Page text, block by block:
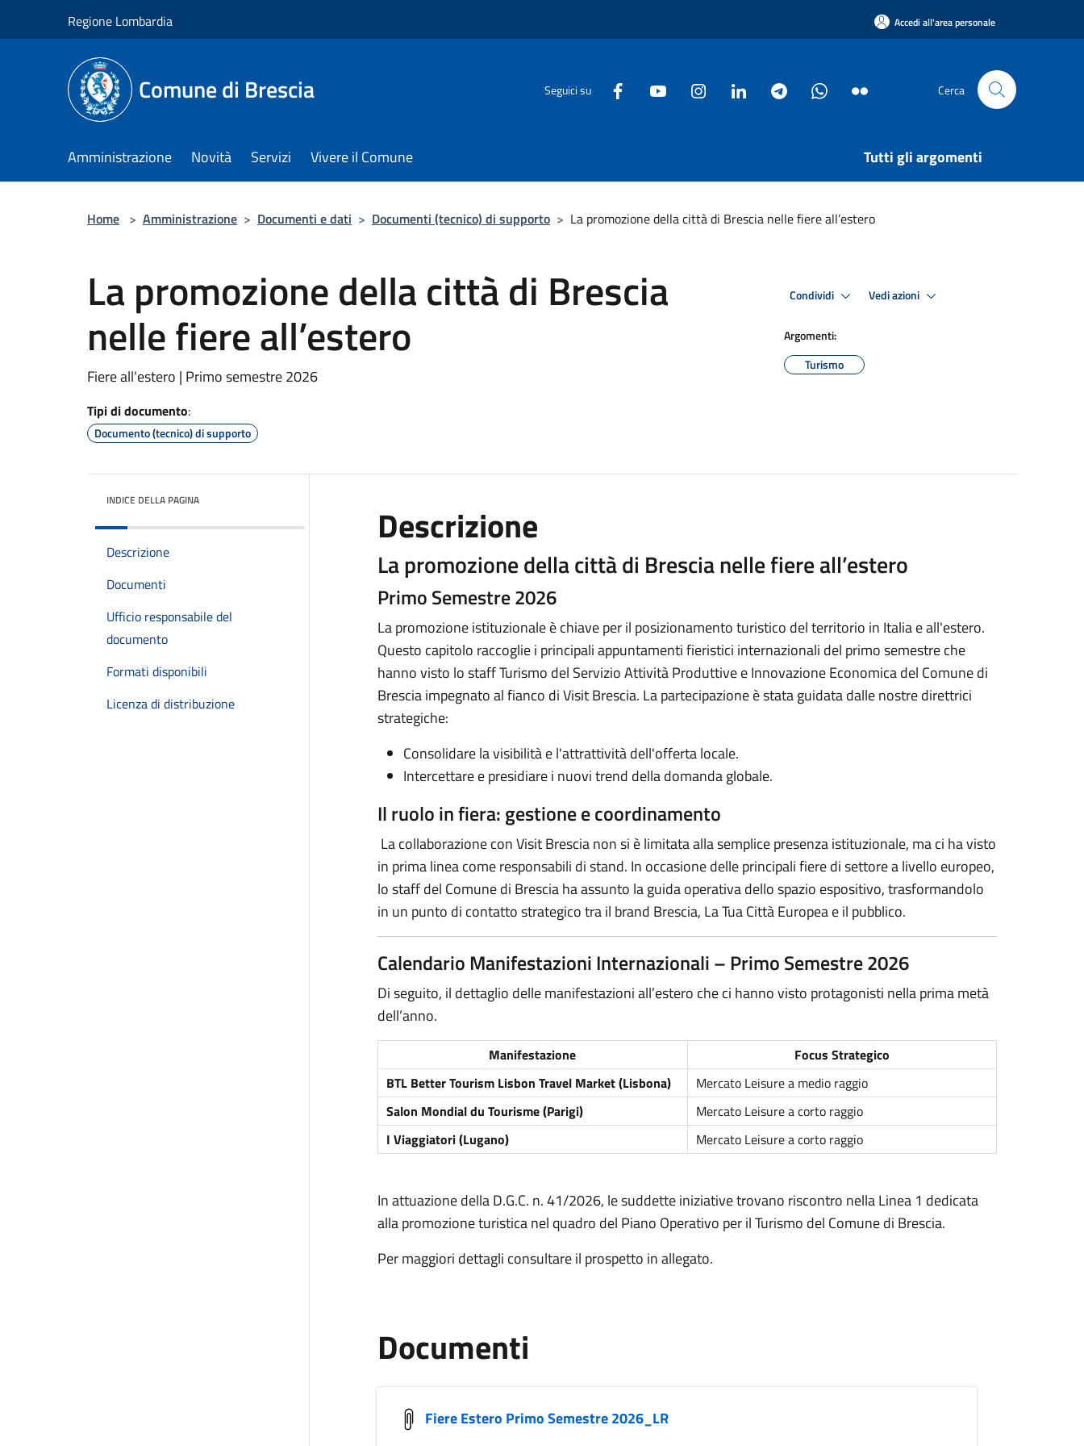
Regione Lombardia Accedi all'area personale
Comune di Brescia Seguici su Cerca
Amministrazione Novità Servizi Vivere il Comune Tutti gli argomenti
Home > Amministrazione > Documenti e dati > Documenti (tecnico) di supporto > La promozione della città di Brescia nelle fiere all’estero
La promozione della città di Brescia
nelle fiere all’estero
Fiere all'estero | Primo semestre 2026
Tipi di documento:
Documento (tecnico) di supporto
Condividi Vedi azioni
Argomenti:
Turismo
INDICE DELLA PAGINA
Descrizione
Documenti
Ufficio responsabile del
documento
Formati disponibili
Licenza di distribuzione
Descrizione
La promozione della città di Brescia nelle fiere all’estero
Primo Semestre 2026
La promozione istituzionale è chiave per il posizionamento turistico del territorio in Italia e all'estero.
Questo capitolo raccoglie i principali appuntamenti fieristici internazionali del primo semestre che
hanno visto lo staff Turismo del Servizio Attività Produttive e Innovazione Economica del Comune di
Brescia impegnato al fianco di Visit Brescia. La partecipazione è stata guidata dalle nostre direttrici
strategiche:
Consolidare la visibilità e l'attrattività dell'offerta locale.
Intercettare e presidiare i nuovi trend della domanda globale.
Il ruolo in fiera: gestione e coordinamento
La collaborazione con Visit Brescia non si è limitata alla semplice presenza istituzionale, ma ci ha visto
in prima linea come responsabili di stand. In occasione delle principali fiere di settore a livello europeo,
lo staff del Comune di Brescia ha assunto la guida operativa dello spazio espositivo, trasformandolo
in un punto di contatto strategico tra il brand Brescia, La Tua Città Europea e il pubblico.
Calendario Manifestazioni Internazionali – Primo Semestre 2026
Di seguito, il dettaglio delle manifestazioni all’estero che ci hanno visto protagonisti nella prima metà
dell’anno.
Manifestazione
Focus Strategico
BTL Better Tourism Lisbon Travel Market (Lisbona)
Mercato Leisure a medio raggio
Salon Mondial du Tourisme (Parigi)
Mercato Leisure a corto raggio
I Viaggiatori (Lugano)
Mercato Leisure a corto raggio
In attuazione della D.G.C. n. 41/2026, le suddette iniziative trovano riscontro nella Linea 1 dedicata
alla promozione turistica nel quadro del Piano Operativo per il Turismo del Comune di Brescia.
Per maggiori dettagli consultare il prospetto in allegato.
Documenti
Fiere Estero Primo Semestre 2026_LR